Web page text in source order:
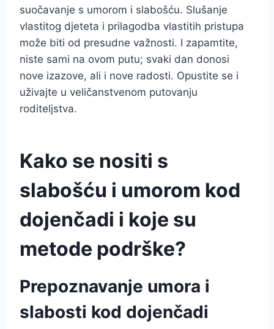
suočavanje s umorom i slabošću. Slušanje
vlastitog djeteta i prilagodba vlastitih pristupa
može biti od presudne važnosti. I zapamtite,
niste sami na ovom putu; svaki dan donosi
nove izazove, ali i nove radosti. Opustite se i
uživajte u veličanstvenom putovanju
roditeljstva.
Kako se nositi s
slabošću i umorom kod
dojenčadi i koje su
metode podrške?
Prepoznavanje umora i
slabosti kod dojenčadi